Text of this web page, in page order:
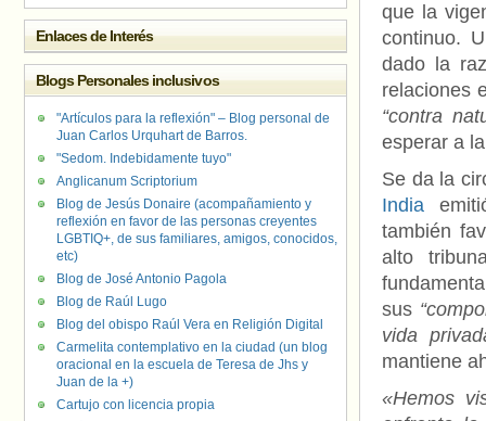
que la
continuo.
dado la
relaciones
“contra
esperar a
Se da la
India
también
alto
sus
vida
mantiene
«Hemos
Enlaces de Interés
Blogs Personales inclusivos
"Artículos para la reflexión" – Blog personal de
Juan Carlos Urquhart de Barros.
"Sedom. Indebidamente tuyo"
Anglicanum Scriptorium
Blog de Jesús Donaire (acompañamiento y
reflexión en favor de las personas creyentes
LGBTIQ+, de sus familiares, amigos, conocidos,
etc)
Blog de José Antonio Pagola
Blog de Raúl Lugo
Blog del obispo Raúl Vera en Religión Digital
Carmelita contemplativo en la ciudad (un blog
oracional en la escuela de Teresa de Jhs y
Juan de la +)
Cartujo con licencia propia